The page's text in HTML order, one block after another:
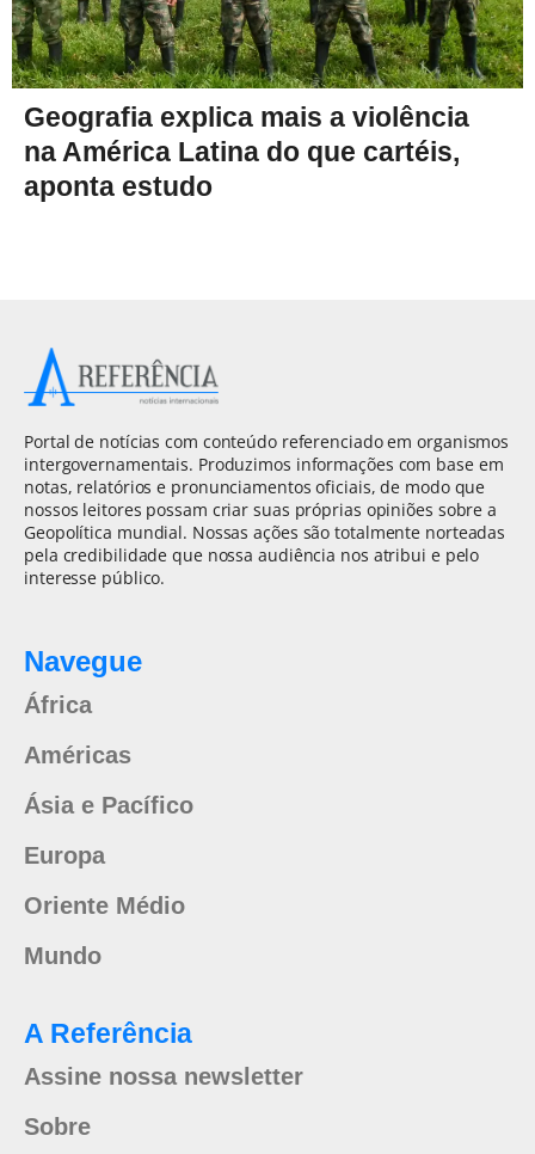
Geografia explica mais a violência
na América Latina do que cartéis,
aponta estudo
Portal de notícias com conteúdo referenciado em organismos
intergovernamentais. Produzimos informações com base em
notas, relatórios e pronunciamentos oficiais, de modo que
nossos leitores possam criar suas próprias opiniões sobre a
Geopolítica mundial. Nossas ações são totalmente norteadas
pela credibilidade que nossa audiência nos atribui e pelo
interesse público.
Navegue
África
Américas
Ásia e Pacífico
Europa
Oriente Médio
Mundo
A Referência
Assine nossa newsletter
Sobre